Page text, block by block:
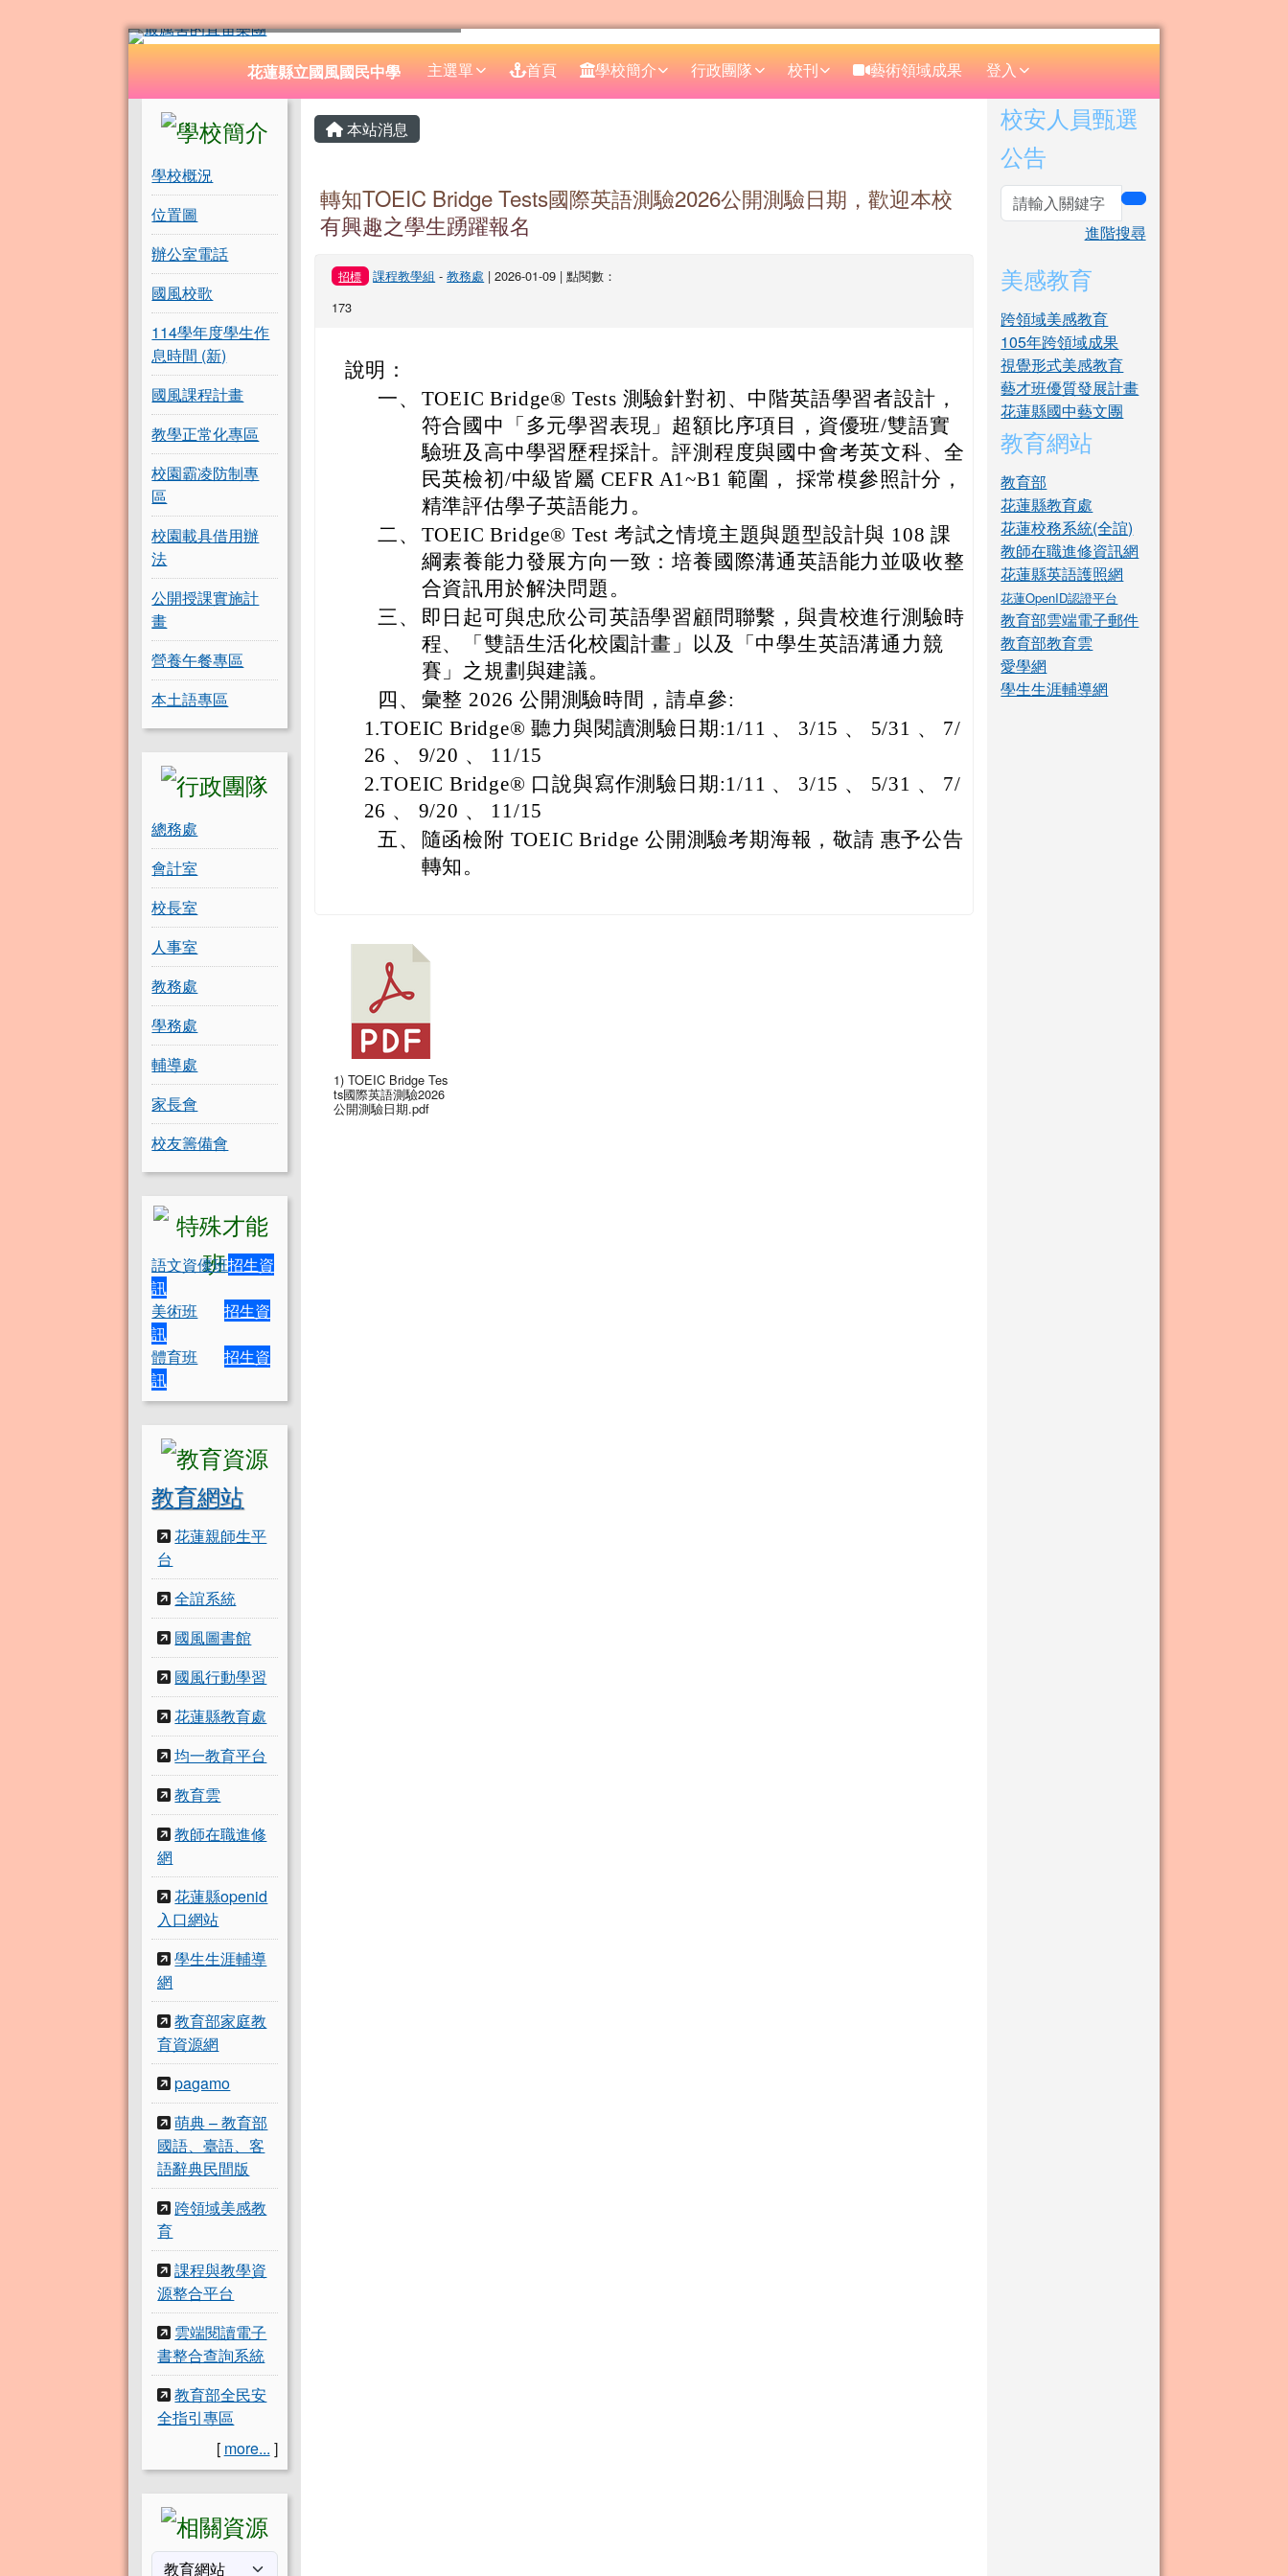
花蓮縣立國風國民中學
導覽列 花蓮縣立國風國民中學 主選單 首頁 學校簡介 行政團隊 校刊 藝術領域成果 登入
左邊區域內容
學校概況
位置圖
辦公室電話
國風校歌
114學年度學生作
息時間 (新)
國風課程計畫
教學正常化專區
校園霸凌防制專
區
校園載具借用辦
法
公開授課實施計
畫
營養午餐專區
本土語專區
總務處
會計室
校長室
人事室
教務處
學務處
輔導處
家長會
校友籌備會
語文資優班招生資
訊
美術班
招生資
訊
體育班
招生資
訊
教育網站
花蓮親師生平
台
全誼系統
國風圖書館
國風行動學習
花蓮縣教育處
均一教育平台
教育雲
教師在職進修
網
花蓮縣openid
入口網站
學生生涯輔導
網
教育部家庭教
育資源網
pagamo
萌典 – 教育部
國語、臺語、客
語辭典民間版
跨領域美感教
育
課程與教學資
源整合平台
雲端閱讀電子
書整合查詢系統
教育部全民安
全指引專區
[ more... ]
主內容區域
本站消息
轉知TOEIC Bridge Tests國際英語測驗2026公開測驗日期，歡迎本校
有興趣之學生踴躍報名
招標 課程教學組 -教務處 | 2026-01-09 | 點閱數：
173
說明：
一、 TOEIC Bridge® Tests 測驗針對初、中階英語學習者設計，
符合國中「多元學習表現」超額比序項目，資優班/雙語實
驗班及高中學習歷程採計。評測程度與國中會考英文科、全
民英檢初/中級皆屬 CEFR A1~B1 範圍， 採常模參照計分，
精準評估學子英語能力。
二、 TOEIC Bridge® Test 考試之情境主題與題型設計與 108 課
綱素養能力發展方向一致：培養國際溝通英語能力並吸收整
合資訊用於解決問題。
三、
即日起可與忠欣公司英語學習顧問聯繫，與貴校進行測驗時
程、「雙語生活化校園計畫」以及「中學生英語溝通力競
賽」之規劃與建議。
四、 彙整 2026 公開測驗時間，請卓參:
1.TOEIC Bridge® 聽力與閱讀測驗日期:1/11 、 3/15 、 5/31 、 7/
26 、 9/20 、 11/15
2.TOEIC Bridge® 口說與寫作測驗日期:1/11 、 3/15 、 5/31 、 7/
26 、 9/20 、 11/15
五、
隨函檢附 TOEIC Bridge 公開測驗考期海報，敬請 惠予公告
轉知。
1) TOEIC Bridge Tes
ts國際英語測驗2026
公開測驗日期.pdf
右邊區域內容
校安人員甄選
公告
search
進階搜尋
美感教育
跨領域美感教育
105年跨領域成果
視覺形式美感教育
藝才班優質發展計畫
花蓮縣國中藝文團
教育網站
教育部
花蓮縣教育處
花蓮校務系統(全誼)
教師在職進修資訊網
花蓮縣英語護照網
花蓮OpenID認證平台
教育部雲端電子郵件
教育部教育雲
愛學網
學生生涯輔導網
頁尾區域